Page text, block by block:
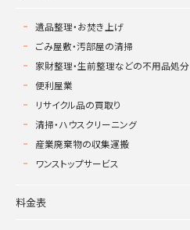
遺品整理・お焚き上げ
ごみ屋敷・汚部屋の清掃
家財整理・生前整理などの不用品処分
便利屋業
リサイクル品の買取り
清掃・ハウスクリーニング
産業廃棄物の収集運搬
ワンストップサービス
料金表